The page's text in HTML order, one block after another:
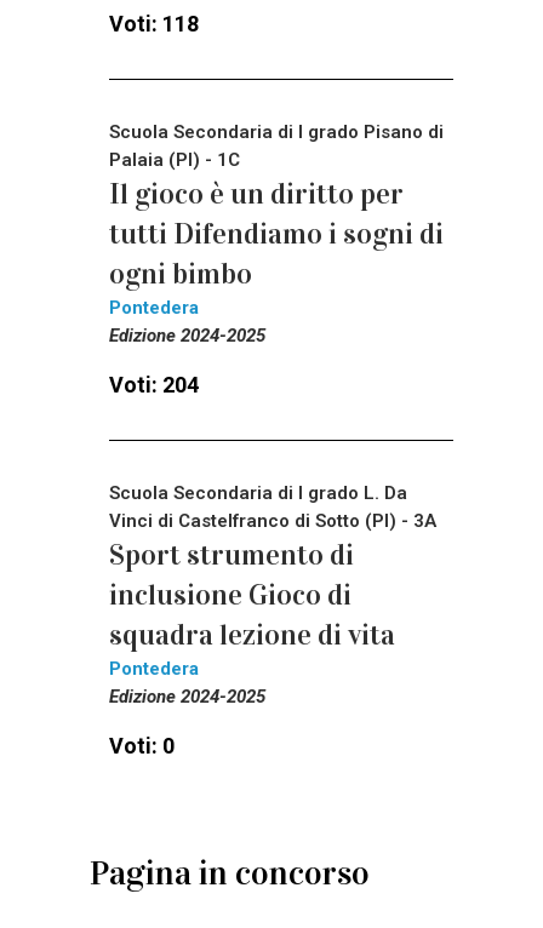
Voti: 118
Scuola Secondaria di I grado Pisano di
Palaia (PI) - 1C
Il gioco è un diritto per
tutti Difendiamo i sogni di
ogni bimbo
Pontedera
Edizione 2024-2025
Voti: 204
Scuola Secondaria di I grado L. Da
Vinci di Castelfranco di Sotto (PI) - 3A
Sport strumento di
inclusione Gioco di
squadra lezione di vita
Pontedera
Edizione 2024-2025
Voti: 0
Pagina in concorso